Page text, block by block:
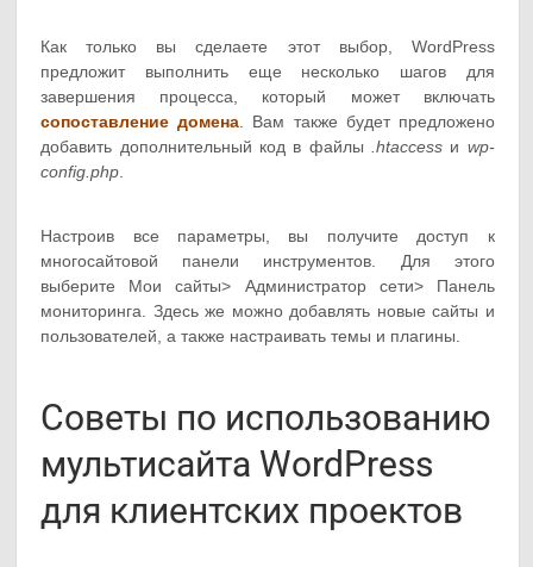
Как только вы сделаете этот выбор, WordPress
предложит выполнить еще несколько шагов для
завершения процесса, который может включать
сопоставление домена . Вам также будет предложено
добавить дополнительный код в файлы
.htaccessи wp-
config.php
Настроив все параметры, вы получите доступ к
многосайтовой панели инструментов. Для этого
выберите Мои сайты> Администратор сети> Панель
мониторинга. Здесь же можно добавлять новые сайты и
пользователей, а также настраивать темы и плагины.
Советы по использованию
мультисайта WordPress
для клиентских проектов